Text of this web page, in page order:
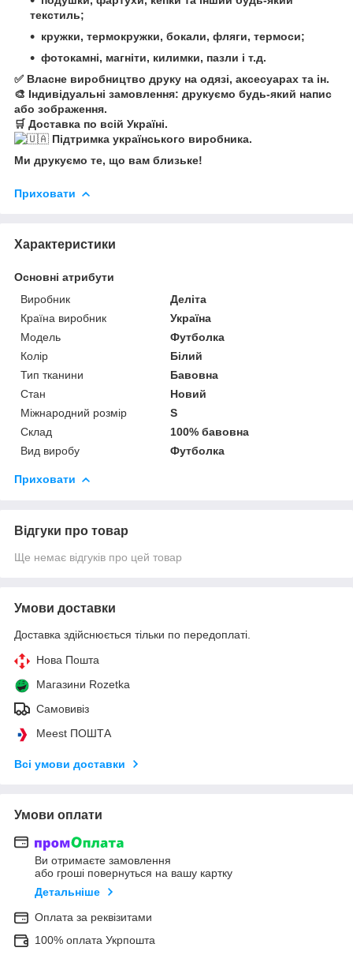
текстиль;
кружки, термокружки, бокали, фляги, термоси;
фотокамні, магніти, килимки, пазли і т.д.
✅ Власне виробництво друку на одязі, аксесуарах та ін.
🎨 Індивідуальні замовлення: друкуємо будь-який напис
або зображення.
🛒 Доставка по всій Україні.
Підтримка українського виробника.
Ми друкуємо те, що вам близьке!
Приховати
Характеристики
Основні атрибути
Виробник
Деліта
Країна виробник
Україна
Модель
Футболка
Колір
Білий
Тип тканини
Бавовна
Стан
Новий
Міжнародний розмір
S
Склад
100% бавовна
Вид виробу
Футболка
Приховати
Відгуки про товар
Ще немає відгуків про цей товар
Умови доставки
Доставка здійснюється тільки по передоплаті.
Нова Пошта
Магазини Rozetka
Самовивіз
Meest ПОШТА
Всі умови доставки
Умови оплати
Ви отримаєте замовлення
або гроші повернуться на вашу картку
Детальніше
Оплата за реквізитами
100% оплата Укрпошта